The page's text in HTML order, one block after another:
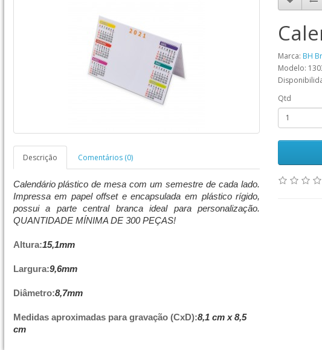
Descrição Comentários (0)
Calendário plástico de mesa com um semestre de cada lado.
Impressa em papel offset e encapsulada em plástico rígido,
possui a parte central branca ideal para personalização.
QUANTIDADE MÍNIMA DE 300 PEÇAS!
Altura:15,1mm
Largura:9,6mm
Diâmetro:8,7mm
Medidas aproximadas para gravação (CxD):8,1 cm x 8,5
cm
Marca: BH
Modelo:
Qtd